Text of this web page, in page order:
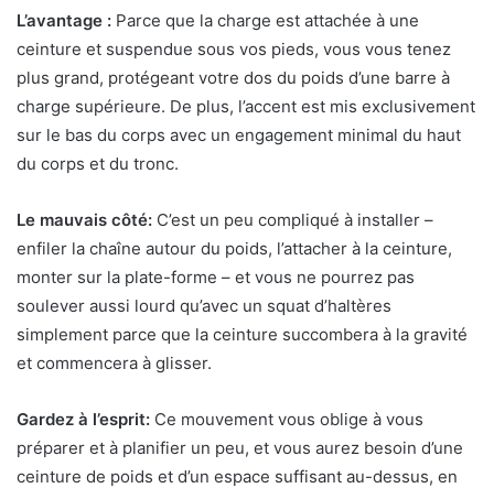
L’avantage : Parce que la charge est attachée à une
ceinture et suspendue sous vos pieds, vous vous tenez
plus grand, protégeant votre dos du poids d’une barre à
charge supérieure. De plus, l’accent est mis exclusivement
sur le bas du corps avec un engagement minimal du haut
du corps et du tronc.
Le mauvais côté: C’est un peu compliqué à installer –
enfiler la chaîne autour du poids, l’attacher à la ceinture,
monter sur la plate-forme – et vous ne pourrez pas
soulever aussi lourd qu’avec un squat d’haltères
simplement parce que la ceinture succombera à la gravité
et commencera à glisser.
Gardez à l’esprit: Ce mouvement vous oblige à vous
préparer et à planifier un peu, et vous aurez besoin d’une
ceinture de poids et d’un espace suffisant au-dessus, en